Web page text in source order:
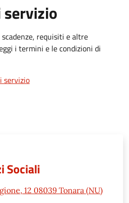
requisiti e altre
i termini e le condizioni di
servizio
Sociali
12 08039 Tonara (NU)